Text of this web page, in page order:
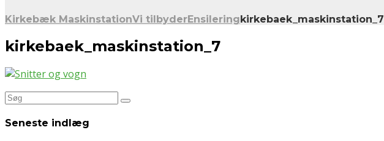
Kirkebæk MaskinstationVi tilbyder Ensilering kirkebaek_maskinstation_7
kirkebaek_maskinstation_7
Søg
Seneste indlæg